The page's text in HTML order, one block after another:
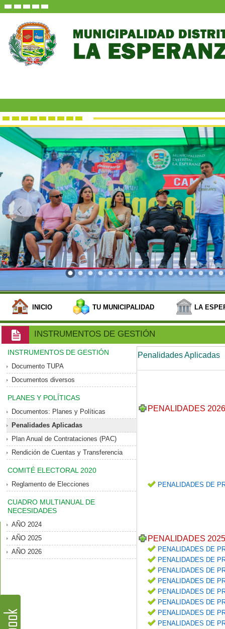
INICIO TU MUNICIPALIDAD LA
INSTRUMENTOS DE GESTIÓN
INSTRUMENTOS DE GESTIÓN
Documento TUPA
Documentos diversos
PLANES Y POLÍTICAS
Documentos: Planes y Políticas
Penalidades Aplicadas
Plan Anual de Contrataciones (PAC)
Rendición de Cuentas y Transferencia
COMITÉ ELECTORAL 2020
Reglamento de Elecciones
CUADRO MULTIANUAL DE
NECESIDADES
AÑO 2024
AÑO 2025
AÑO 2026
Penalidades Aplicadas
PENALIDADES 2026
PENALIDADES DE
PENALIDADES 2025
PENALIDADES DE
PENALIDADES DE
PENALIDADES DE
PENALIDADES DE
PENALIDADES DE
PENALIDADES DE
PENALIDADES DE
PENALIDADES DE